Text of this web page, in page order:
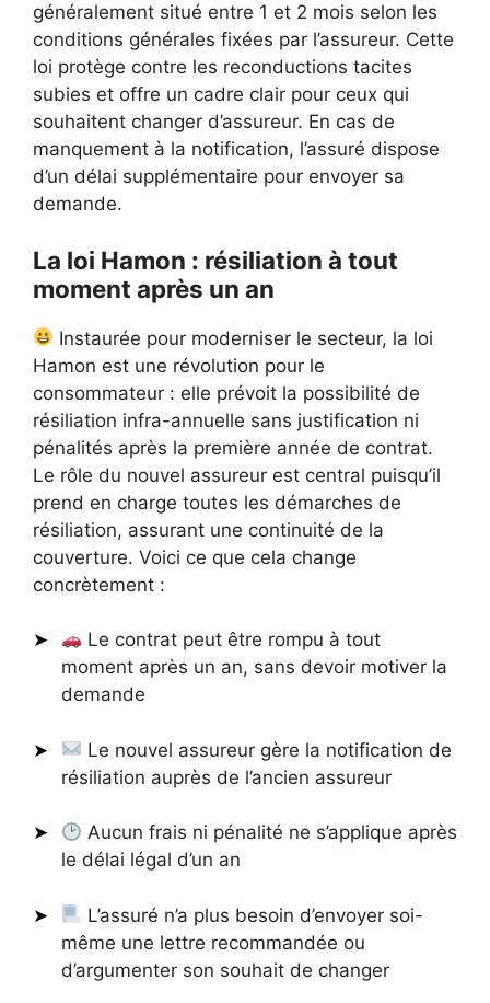
généralement situé entre 1 et 2 mois selon les
conditions générales fixées par l’assureur. Cette
loi protège contre les reconductions tacites
subies et offre un cadre clair pour ceux qui
souhaitent changer d’assureur. En cas de
manquement à la notification, l’assuré dispose
d’un délai supplémentaire pour envoyer sa
demande.
La loi Hamon : résiliation à tout
moment après un an
Instaurée pour moderniser le secteur, la loi
Hamon est une révolution pour le
consommateur : elle prévoit la possibilité de
résiliation infra-annuelle sans justification ni
pénalités après la première année de contrat.
Le rôle du nouvel assureur est central puisqu’il
prend en charge toutes les démarches de
résiliation, assurant une continuité de la
couverture. Voici ce que cela change
concrètement :
Le contrat peut être rompu à tout
moment après un an, sans devoir motiver la
demande
Le nouvel assureur gère la notification de
résiliation auprès de l’ancien assureur
Aucun frais ni pénalité ne s’applique après
le délai légal d’un an
L’assuré n’a plus besoin d’envoyer soi-
même une lettre recommandée ou
d’argumenter son souhait de changer